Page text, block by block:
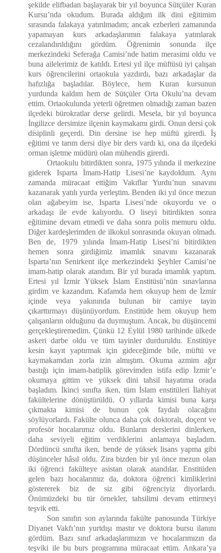
şekilde elifbadan başlayarak bir yıl boyunca Sütçüler Kuran
Kursu’nda okudum. Burada aldığım ilk dini eğitimim
sırasında falakaya yatırılmadım; ancak ezberleri zamanında
yapamayan kurs arkadaşlarımın falakaya yatırılarak
cezalandırıldığını gördüm. Öğrenimin sonunda ilçe
merkezindeki Seferağa Camisi’nde hatim merasimi oldu ve
buna ailelerimiz de katıldı. Ertesi yıl ilçe müftüsü iyi çalışan
kurs öğrencilerini ortaokula yazdırdı, bazı arkadaşlar da
hafızlığa başladılar. Böylece, hem Kuran kursunun
yurdunda kaldım hem de Sütçüler Orta Okulu’na devam
ettim. Ortaokulunda yeterli öğretmen olmadığı zaman bazen
ilçedeki bürokratlar derse gelirdi. Mesela, bir yıl boyunca
İngilizce dersimize ilçenin kaymakamı girdi. Onun dersi çok
disiplinli geçerdi. Din dersine ise hep müftü girerdi. İş
eğitimi ve tarım dersi diye bir ders vardı ki, ona da ilçedeki
orman işletme müdürü olan mühendis girerdi.
Ortaokulu bitirdikten sonra, 1975 yılında il merkezine
giderek Isparta İmam-Hatip Lisesi’ne kaydoldum. Aynı
zamanda müracaat ettiğim Vakıflar Yurdu’nun sınavını
kazanarak yatılı yurda yerleştim. Benden iki yıl önce mezun
olan ağabeyim ise, Isparta Lisesi’nde okuyordu ve o
arkadaşı ile evde kalıyordu. O liseyi bitirdikten sonra
eğitimine devam etmedi ve daha sonra polis memuru oldu.
Diğer kardeşlerimden de ilkokul sonrasında okuyan olmadı.
Ben de, 1979 yılında İmam-Hatip Lisesi’ni bitirdikten
hemen sonra girdiğimiz imamlık sınavını kazanarak
Isparta’nın Senirkent ilçe merkezindeki Şeyhler Camisi’ne
imam-hatip olarak atandım. Bir yıl burada imamlık yaptım.
Ertesi yıl İzmir Yüksek İslam Enstitüsü’nün sınavlarına
girdim ve kazandım. Kafamda hem okuyup hem de İzmir
içinde veya yakınında bulunan bir camiye tayin
çıkarttırmayı düşünüyordum. Enstitüde hem okuyup hem
çalışanların olduğunu da duymuştum. Ancak, bu düşüncemi
gerçekleştiremedim. Çünkü 12 Eylül 1980 tarihinde ülkede
askeri darbe oldu ve tüm tayinler durduruldu. Enstitüye
kesin kayıt yaptırmak için gideceğimde bile, müftü ve
kaymakamdan zorla izin almıştım. Okuma azmim ağır
bastığı için imam-hatiplik görevimden istifa edip İzmir’e
okumaya gittim ve yüksek dini tahsil hayatıma orada
başladım. İkinci sınıfta iken, tüm İslam enstitüleri İlahiyat
fakültelerine dönüştürüldü. O yıllarda kimisi buna karşı
çıkmakta kimisi de bunun çok faydalı olacağını
söylüyorlardı. Fakülte olunca daha çok doktoralı, doçent ve
profesör hocalarımız oldu. Bunların derslerini dinlerken,
daha seviyeli eğitim verdiklerini anlamaya başladım.
Dördüncü sınıfta iken, bende de yüksek lisans yapma gibi
düşünceler hâsıl oldu. Zira bizden bir yıl önce mezun olan
iki öğrenci fakülteye asistan olarak atandılar. Enstitüden
gelen bazı hocalarımız da, doktora öğrenci kimliklerini
göstererek biz de siz gibi öğrenciyiz diyorlardı.
Önümüzdeki bu tür örnekler, tahsilimi devam ettirmeyi
teşvik etti.
Son sınıfın son aylarında fakülte panosunda Türkiye
Diyanet Vakfı’nın yurtdışı mastır ve doktora bursu ilanını
gördüm. Bazı sınıf arkadaşlarımızın ve hocalarımızın da
teşviki ile bu burs programına müracaat ettim. Ankara’ya